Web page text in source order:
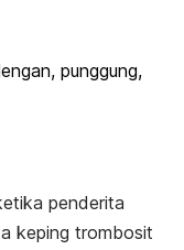
punggung,
penderita
keping trombosit